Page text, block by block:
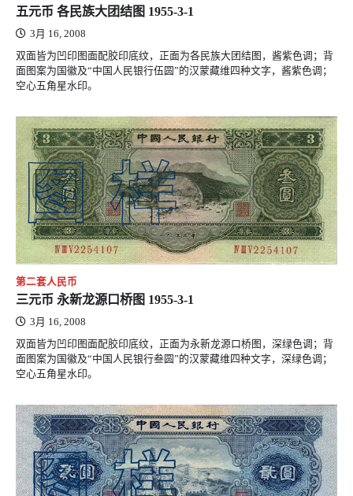
五元币 各民族大团结图 1955-3-1
3月 16, 2008
双面皆为凹印图面配胶印底纹，正面为各民族大团结图，酱紫色调；背
面图案为国徽及“中国人民银行伍圆”的汉蒙藏维四种文字，酱紫色调；
空心五角星水印。
第二套人民币
三元币 永新龙源口桥图 1955-3-1
3月 16, 2008
双面皆为凹印图面配胶印底纹，正面为永新龙源口桥图，深绿色调；背
面图案为国徽及“中国人民银行叁圆”的汉蒙藏维四种文字，深绿色调；
空心五角星水印。